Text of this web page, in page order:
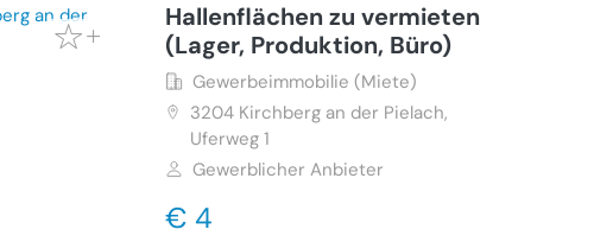
Hallenflächen zu vermieten
(Lager, Produktion, Büro)
Gewerbeimmobilie (Miete)
3204 Kirchberg an der Pielach,
Uferweg 1
Gewerblicher Anbieter
€ 4